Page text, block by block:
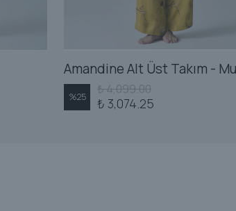
%25
₺ 4,099.00
₺ 3,074.25